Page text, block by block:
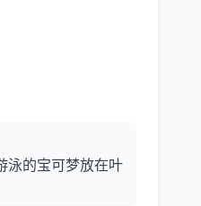
泳的宝可梦放在叶